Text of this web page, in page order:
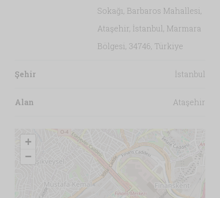
Sokağı, Barbaros Mahallesi,
Ataşehir, İstanbul, Marmara
Bölgesi, 34746, Türkiye
Şehir İstanbul
Alan Ataşehir
+
−